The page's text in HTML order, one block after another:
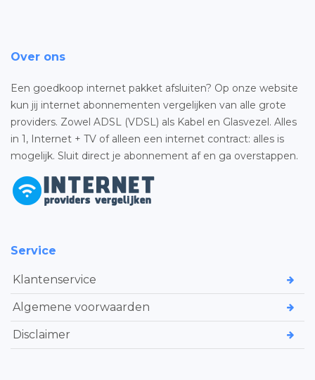
Over ons
Een goedkoop internet pakket afsluiten? Op onze website
kun jij internet abonnementen vergelijken van alle grote
providers. Zowel ADSL (VDSL) als Kabel en Glasvezel. Alles
in 1, Internet + TV of alleen een internet contract: alles is
mogelijk. Sluit direct je abonnement af en ga overstappen.
Service
Klantenservice
Algemene voorwaarden
Disclaimer